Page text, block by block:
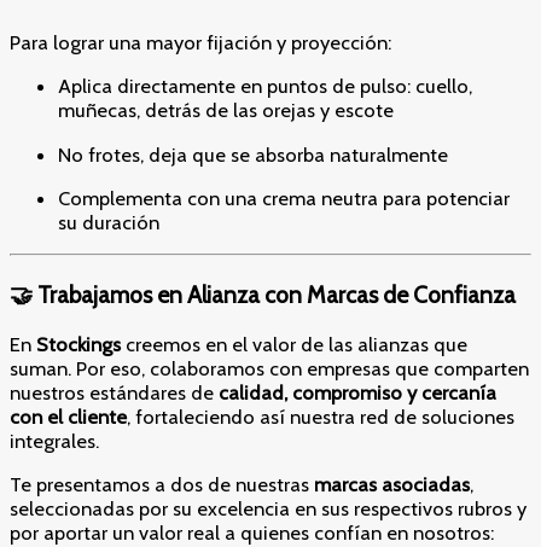
Para lograr una mayor fijación y proyección:
Aplica directamente en puntos de pulso: cuello,
muñecas, detrás de las orejas y escote
No frotes, deja que se absorba naturalmente
Complementa con una crema neutra para potenciar
su duración
🤝 Trabajamos en Alianza con Marcas de Confianza
En Stockingscreemos en el valor de las alianzas que
suman. Por eso, colaboramos con empresas que comparten
nuestros estándares de calidad, compromiso y cercanía
con el cliente, fortaleciendo así nuestra red de soluciones
integrales.
Te presentamos a dos de nuestras marcas asociadas,
seleccionadas por su excelencia en sus respectivos rubros y
por aportar un valor real a quienes confían en nosotros: